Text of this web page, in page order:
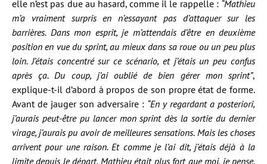
elle n’est pas due au hasard, comme il le rappelle : “Mathieu
m’a vraiment surpris en n’essayant pas d’attaquer sur les
barrières. Dans mon esprit, je m’attendais d’être en deuxième
position en vue du sprint, au mieux dans sa roue ou un peu plus
loin. J’étais concentré sur ce scénario, et j’étais un peu confus
après ça. Du coup, j’ai oublié de bien gérer mon sprint”,
explique-t-il d’abord à propos de son propre état de forme.
Avant de jauger son adversaire : “En y regardant a posteriori,
j’aurais peut-être pu lancer mon sprint dès la sortie du dernier
virage, j’aurais pu avoir de meilleures sensations. Mais les choses
arrivent pour une raison. Et comme je l’ai dit, j’étais déjà à la
limite depuis le départ. Mathieu était plus fort que moi, je pense.